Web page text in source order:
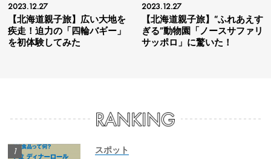
2023.12.27
【北海道親子旅】広い大地を
疾走！迫力の「四輪バギー」
を初体験してみた
2023.12.27
【北海道親子旅】“ふれあえす
ぎる”動物園「ノースサファリ
サッポロ」に驚いた！
スポット